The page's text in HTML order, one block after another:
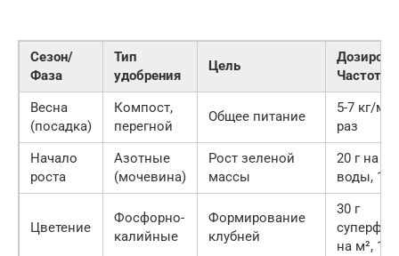
Сезон/
Фаза
Тип
удобрения
Цель
Частота
Весна
(посадка)
Компост,
перегной
Общее питание
5-7 кг/м²
раз
Начало
роста
Азотные
(мочевина)
Рост зеленой
массы
20 г на
воды, 1
Цветение
Фосфорно-
калийные
Формирование
клубней
30 г
на м², 1